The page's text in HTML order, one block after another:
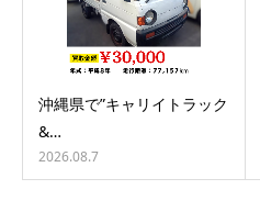
沖縄県で”キャリイトラック
&…
2026.08.7